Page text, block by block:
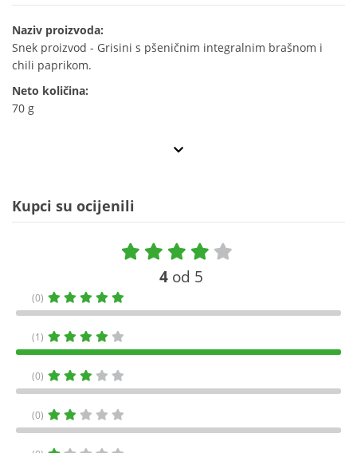
Naziv proizvoda:
Snek proizvod - Grisini s pšeničnim integralnim brašnom i
chili paprikom.
Neto količina:
70 g
Kupci su ocijenili
4 od 5
(0)
(1)
(0)
(0)